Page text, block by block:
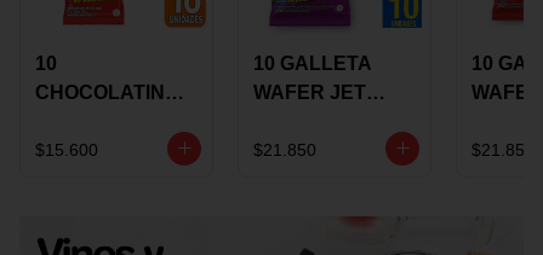
10
CHOCOLATINA
17 GRS
$15.600
10 GALLETA
WAFER JET
GRS
$21.850
10
GRS
$21.850